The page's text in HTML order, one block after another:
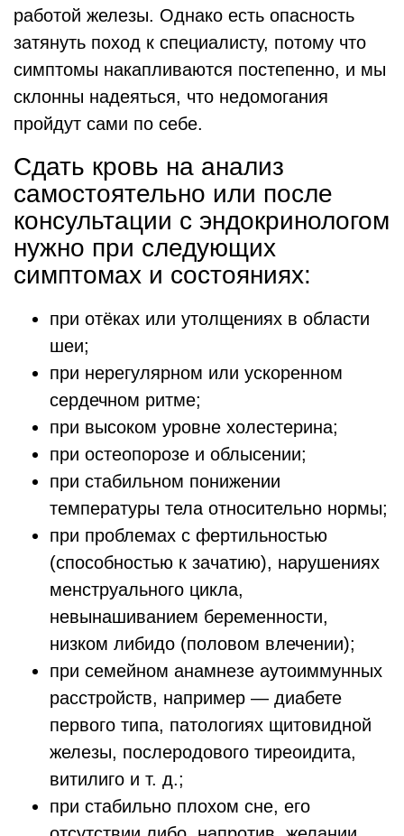
работой железы. Однако есть опасность
затянуть поход к специалисту, потому что
симптомы накапливаются постепенно, и мы
склонны надеяться, что недомогания
пройдут сами по себе.
Сдать кровь на анализ
самостоятельно или после
консультации с эндокринологом
нужно при следующих
симптомах и состояниях:
при отёках или утолщениях в области
шеи;
при нерегулярном или ускоренном
сердечном ритме;
при высоком уровне холестерина;
при остеопорозе и облысении;
при стабильном понижении
температуры тела относительно нормы;
при проблемах с фертильностью
(способностью к зачатию), нарушениях
менструального цикла,
невынашиванием беременности,
низком либидо (половом влечении);
при семейном анамнезе аутоиммунных
расстройств, например — диабете
первого типа, патологиях щитовидной
железы, послеродового тиреоидита,
витилиго и т. д.;
при стабильно плохом сне, его